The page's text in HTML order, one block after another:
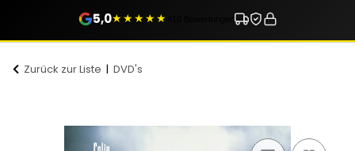
5,0★★★★★
Zurück zur Liste DVD's